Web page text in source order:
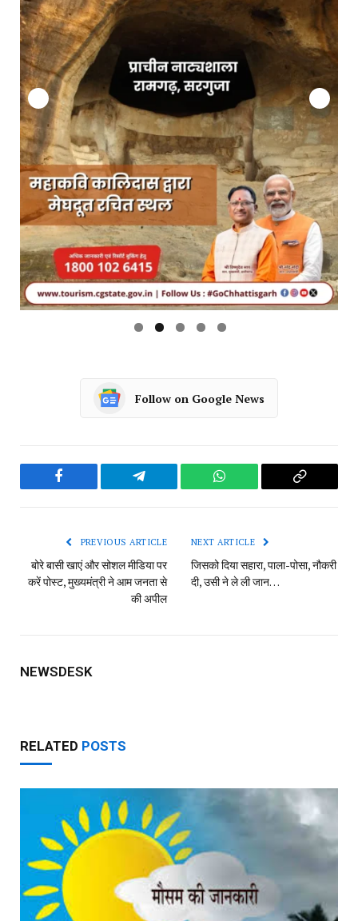
Follow on Google News
Facebook Telegram WhatsApp
Copy
PREVIOUS ARTICLE
बोरे बासी खाएं और सोशल मीडिया पर
करें पोस्ट, मुख्यमंत्री ने आम जनता से
की अपील
NEXT ARTICLE
जिसको दिया सहारा, पाला-पोसा, नौकरी
दी, उसी ने ले ली जान…
NEWSDESK
RELATED POSTS